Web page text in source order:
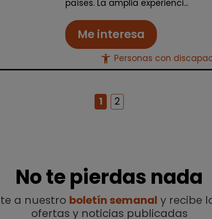
países. La amplia experienci...
Me interesa
accessibility_new Personas con
1 2
No te pierdas nada
a nuestro boletín semanal y recibe
ofertas y noticias publicadas